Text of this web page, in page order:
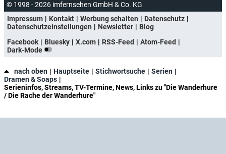
© 1998 - 2026 imfernsehen GmbH & Co. KG
Impressum
Kontakt Werbung schalten
Datenschutz
Datenschutzeinstellungen
Newsletter
Blog
Facebook
Bluesky X.com RSS-Feed
Atom-Feed
Dark-Mode
nach oben Hauptseite Stichwortsuche
Serien
Dramen & Soaps
Serieninfos, Streams, TV-Termine, News, Links zu "Die Wanderhure
/ Die Rache der Wanderhure"